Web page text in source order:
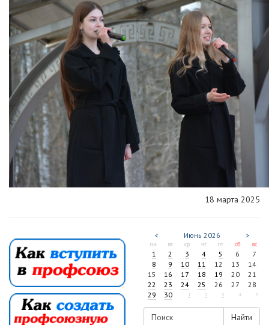
18 марта 2025
< Июнь 2026 >
пн вт ср чт пт сб вс
1 2 3 4 5 6
7
8
9 10 11 12 13
14
15
16 17 18 19 20
21
22
23 24 25 26 27
28
29
30 1 2 3 4 5
Найти